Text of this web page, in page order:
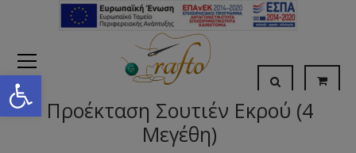
Open toolbar
Προέκταση Σουτιέν Εκρού (4
Μεγέθη)